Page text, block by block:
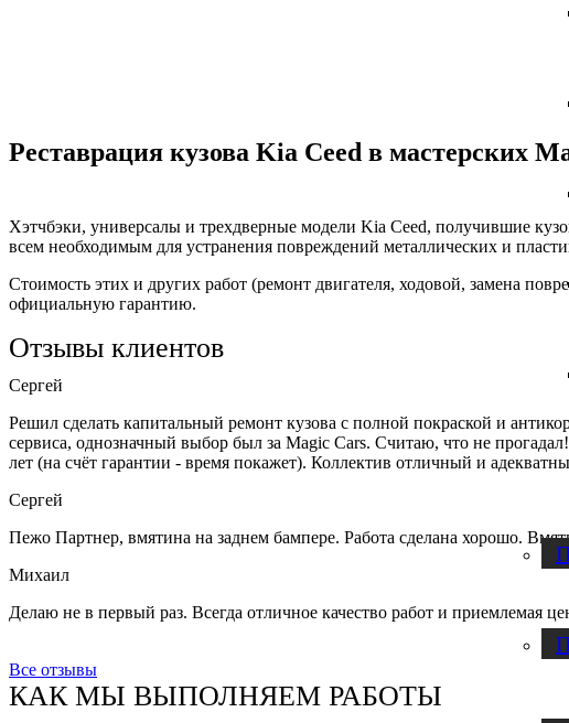
Реставрация кузова Kia Ceed в мастерских
Хэтчбэки, универсалы и трехдверные модели Kia Ceed, получившие
всем необходимым для устранения повреждений металлических и
Стоимость этих и других работ (ремонт двигателя, ходовой, замена
официальную гарантию.
Отзывы клиентов
Сергей
Решил сделать капитальный ремонт кузова с полной покраской и
сервиса, однозначный выбор был за Magic Cars. Считаю, что не
лет (на счёт гарантии - время покажет). Коллектив отличный и
Сергей
Пежо Партнер, вмятина на заднем бампере. Работа сделана хорошо.
Михаил
Делаю не в первый раз. Всегда отличное качество работ и приемлемая
Все отзывы
КАК МЫ ВЫПОЛНЯЕМ РАБОТЫ